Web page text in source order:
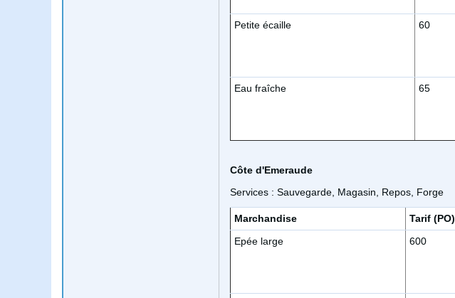
Petite écaille 60
Eau fraîche 65
Côte d'Emeraude
Services : Sauvegarde, Magasin, Repos, Forge
Marchandise Tarif (PO)
Epée large
600